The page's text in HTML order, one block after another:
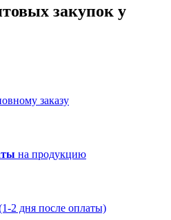
закупок у
заказу
на продукцию
2 дня после оплаты)